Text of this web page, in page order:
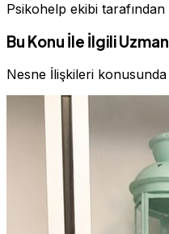
Psikohelp ekibi tarafından
Bu Konu İle İlgili
Nesne İlişkileri konusunda